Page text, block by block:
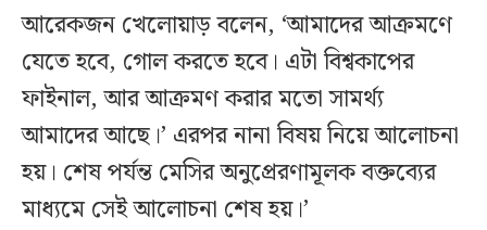
আরেকজন খেলোয়াড় বলেন, ‘আমাদের আক্রমণে
যেতে হবে, গোল করতে হবে। এটা বিশ্বকাপের
ফাইনাল, আর আক্রমণ করার মতো সামর্থ্য
আমাদের আছে।’ এরপর নানা বিষয় নিয়ে আলোচনা
হয়। শেষ পর্যন্ত মেসির অনুপ্রেরণামূলক বক্তব্যের
মাধ্যমে সেই আলোচনা শেষ হয়।’